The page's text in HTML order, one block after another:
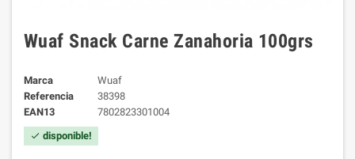
Wuaf Snack Carne Zanahoria 100grs
Marca
Wuaf
Referencia
38398
EAN13
7802823301004
check disponible!